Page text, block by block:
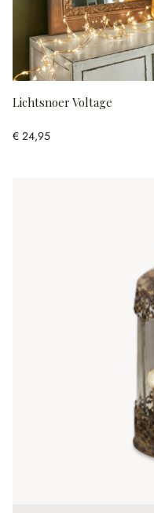
Lichtsnoer Voltage
€ 24,95